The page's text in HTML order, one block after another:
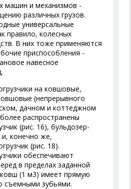
машин и механизмов -
различных грузов.
универсальные
правило, колесных
В них тоже применяются
приспособления -
навесное
на ковшовые,
(непрерывного
дачном и коттеджном
распространены
(рис. 16), бульдозер-
и, конечно же,
(рис. 18).
обеспечивают
в пределах заданной
(1 м3) имеет прямую
съемными зубьями.